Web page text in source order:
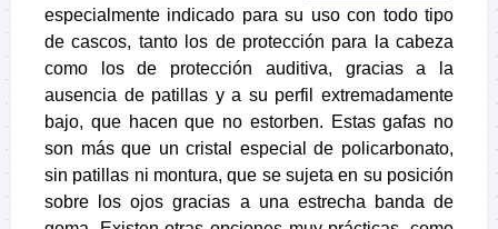
especialmente indicado para su uso con todo tipo
de cascos, tanto los de protección para la cabeza
como los de protección auditiva, gracias a la
ausencia de patillas y a su perfil extremadamente
bajo, que hacen que no estorben. Estas gafas no
son más que un cristal especial de policarbonato,
sin patillas ni montura, que se sujeta en su posición
sobre los ojos gracias a una estrecha banda de